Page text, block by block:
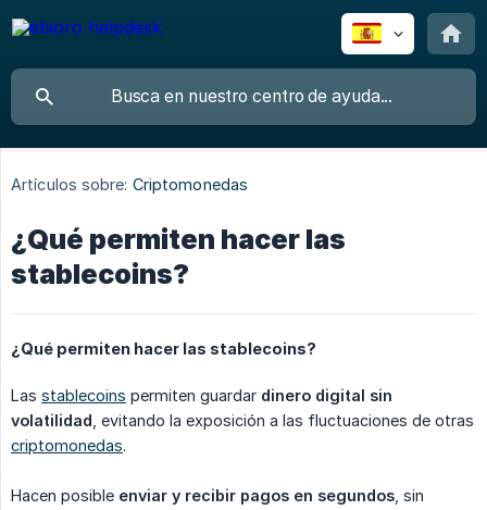
Artículos sobre: Criptomonedas
¿Qué permiten hacer las
stablecoins?
¿Qué permiten hacer las stablecoins?
Las stablecoins permiten guardar dinero digital sin
volatilidad , evitando la exposición a las fluctuaciones de otras
criptomonedas.
Hacen posible enviar y recibir pagos en segundos , sin